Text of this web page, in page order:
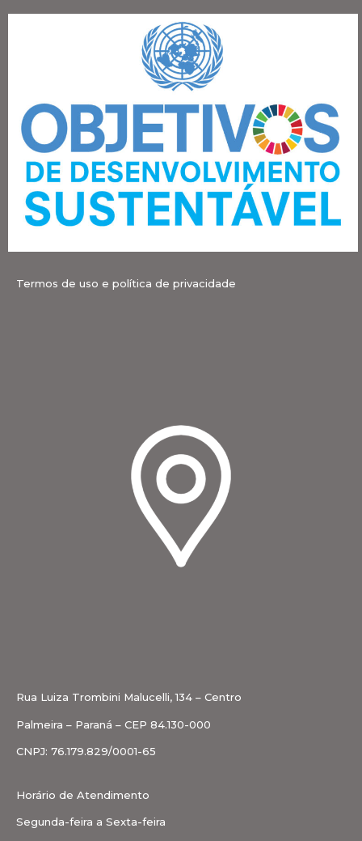
Termos de uso e política de privacidade
Rua Luiza Trombini Malucelli, 134 – Centro
Palmeira – Paraná – CEP 84.130-000
CNPJ: 76.179.829/0001-65
Horário de Atendimento
Segunda-feira a Sexta-feira